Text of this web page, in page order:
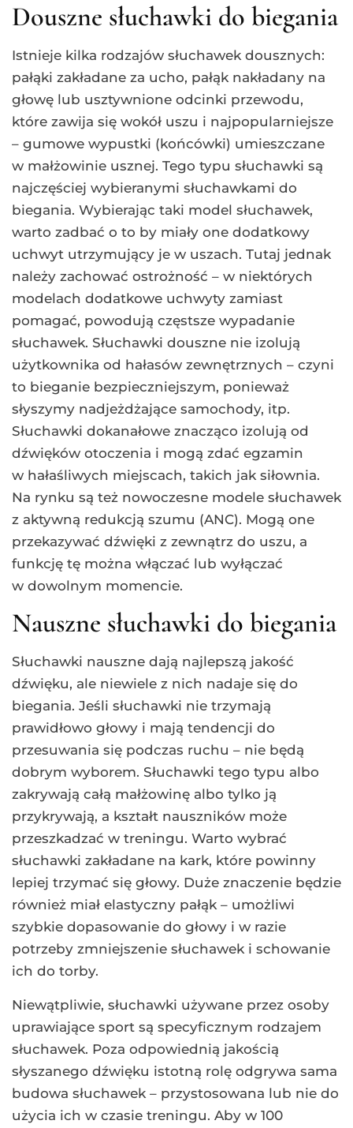
Douszne słuchawki do biegania
Istnieje kilka rodzajów słuchawek dousznych:
pałąki zakładane za ucho, pałąk nakładany na
głowę lub usztywnione odcinki przewodu,
które zawija się wokół uszu i najpopularniejsze
– gumowe wypustki (końcówki) umieszczane
w małżowinie usznej. Tego typu słuchawki są
najczęściej wybieranymi słuchawkami do
biegania. Wybierając taki model słuchawek,
warto zadbać o to by miały one dodatkowy
uchwyt utrzymujący je w uszach. Tutaj jednak
należy zachować ostrożność – w niektórych
modelach dodatkowe uchwyty zamiast
pomagać, powodują częstsze wypadanie
słuchawek. Słuchawki douszne nie izolują
użytkownika od hałasów zewnętrznych – czyni
to bieganie bezpieczniejszym, ponieważ
słyszymy nadjeżdżające samochody, itp.
Słuchawki dokanałowe znacząco izolują od
dźwięków otoczenia i mogą zdać egzamin
w hałaśliwych miejscach, takich jak siłownia.
Na rynku są też nowoczesne modele słuchawek
z aktywną redukcją szumu (ANC). Mogą one
przekazywać dźwięki z zewnątrz do uszu, a
funkcję tę można włączać lub wyłączać
w dowolnym momencie.
Nauszne słuchawki do biegania
Słuchawki nauszne dają najlepszą jakość
dźwięku, ale niewiele z nich nadaje się do
biegania. Jeśli słuchawki nie trzymają
prawidłowo głowy i mają tendencji do
przesuwania się podczas ruchu – nie będą
dobrym wyborem. Słuchawki tego typu albo
zakrywają całą małżowinę albo tylko ją
przykrywają, a kształt nauszników może
przeszkadzać w treningu. Warto wybrać
słuchawki zakładane na kark, które powinny
lepiej trzymać się głowy. Duże znaczenie będzie
również miał elastyczny pałąk – umożliwi
szybkie dopasowanie do głowy i w razie
potrzeby zmniejszenie słuchawek i schowanie
ich do torby.
Niewątpliwie, słuchawki używane przez osoby
uprawiające sport są specyficznym rodzajem
słuchawek. Poza odpowiednią jakością
słyszanego dźwięku istotną rolę odgrywa sama
budowa słuchawek – przystosowana lub nie do
użycia ich w czasie treningu. Aby w 100